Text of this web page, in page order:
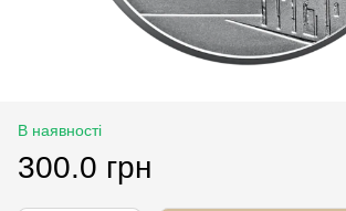
В наявності
300.0 грн